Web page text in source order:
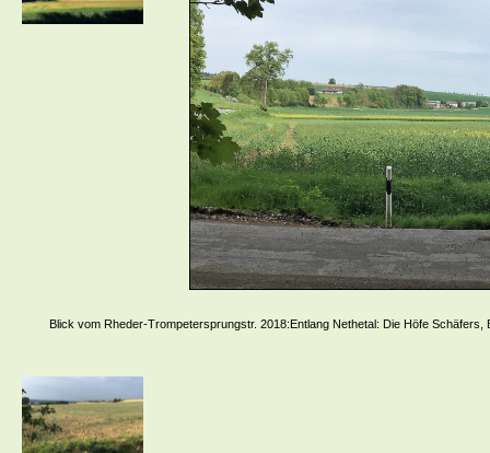
Blick vom Rheder-Trompetersprungstr. 2018:Entlang Nethetal: Die Höfe Schäfers,